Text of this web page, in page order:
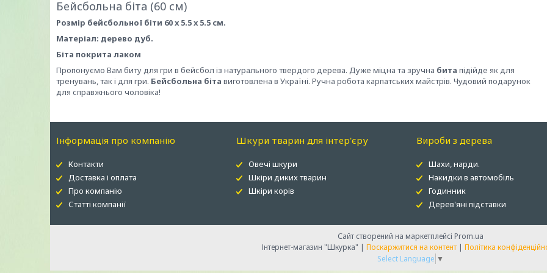
Бейсбольна біта (60 см)
Розмір бейсбольної біти 60 х 5.5 х 5.5 см.
Матеріал: дерево дуб.
Біта покрита лаком
Пропонуємо Вам биту для гри в бейсбол із натурального твердого дерева. Дуже міцна та зручна бита підійде як для
тренувань, так і для гри. Бейсбольна біта виготовлена в Україні. Ручна робота карпатських майстрів. Чудовий подарунок
для справжнього чоловіка!
Інформація про компанію
Контакти
Доставка і оплата
Про компанію
Статті компанії
Шкури тварин для інтер'єру
Овечі шкури
Шкіри диких тварин
Шкіри корів
Вироби з дерева
Шахи, нарди.
Накидки в автомобіль
Годинник
Дерев'яні підставки
Сайт створений на маркетплейсі Prom.ua
Інтернет-магазин "Шкурка" | Поскаржитися на контент | Політика
Select Language ▼